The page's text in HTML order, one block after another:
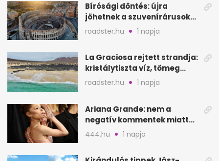
Bírósági döntés: újra
jöhetnek a szuvenírárusok
Európa ikonikus helyére
roadster.hu 1 napja
La Graciosa rejtett strandja:
kristálytiszta víz, tömeg
nélkül
roadster.hu 1 napja
Ariana Grande: nem a
negatív kommentek miatt
vonul vissza
444.hu 1 napja